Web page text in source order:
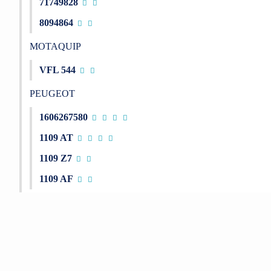
71749828
8094864
MOTAQUIP
VFL 544
PEUGEOT
1606267580
1109 AT
1109 Z7
1109 AF